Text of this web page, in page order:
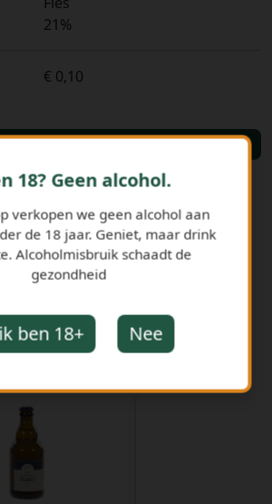
21%
€ 0,10
Bestellen
PRODUCTEN
18? Geen alcohol.
verkopen we geen alcohol aan
de 18 jaar. Geniet, maar drink
Alcoholmisbruik schaadt de
gezondheid
ben 18+ Nee